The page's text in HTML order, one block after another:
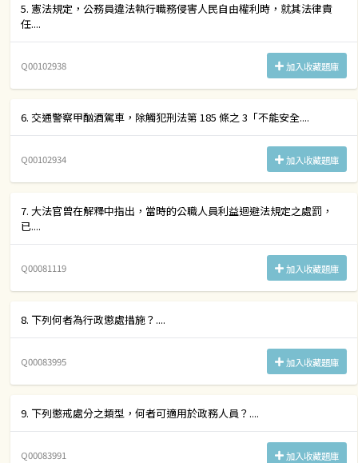
5. 憲法規定，公務員違法執行職務侵害人民自由權利時，就其法律責
任....
Q00102938 加入收藏題庫
6. 交通警察甲酗酒駕車，除觸犯刑法第 185 條之 3「不能安全....
Q00102934 加入收藏題庫
7. 大法官曾在解釋中指出，當時的公職人員利益迴避法規定之處罰，
已....
Q00081119 加入收藏題庫
8. 下列何者為行政懲處措施？....
Q00083995 加入收藏題庫
9. 下列懲戒處分之類型，何者可適用於政務人員？....
Q00083991 加入收藏題庫